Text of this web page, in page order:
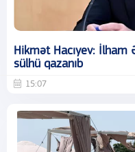
Hikmət Hacıyev:
sülhü qazanıb
15:07